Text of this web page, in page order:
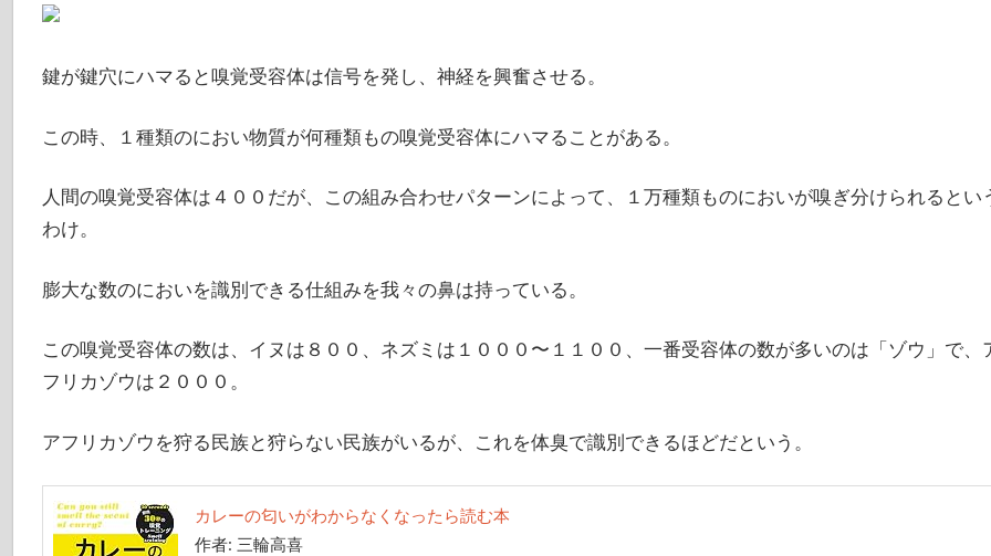
鍵が鍵穴にハマると嗅覚受容体は信号を発し、神経を興奮させる。
この時、１種類のにおい物質が何種類もの嗅覚受容体にハマることがある。
人間の嗅覚受容体は４００だが、この組み合わせパターンによって、１万種類ものにおいが嗅ぎ分けられるとい
わけ。
膨大な数のにおいを識別できる仕組みを我々の鼻は持っている。
この嗅覚受容体の数は、イヌは８００、ネズミは１０００〜１１００、一番受容体の数が多いのは「ゾウ」で、
フリカゾウは２０００。
アフリカゾウを狩る民族と狩らない民族がいるが、これを体臭で識別できるほどだという。
カレーの匂いがわからなくなったら読む本
作者: 三輪高喜